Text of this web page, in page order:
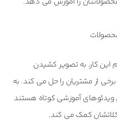
این کار، به تصویر کشیدن
از مشتریان را حل می کند. به
ویدئوهای آموزشی کوتاه هستند
کمک می کند.